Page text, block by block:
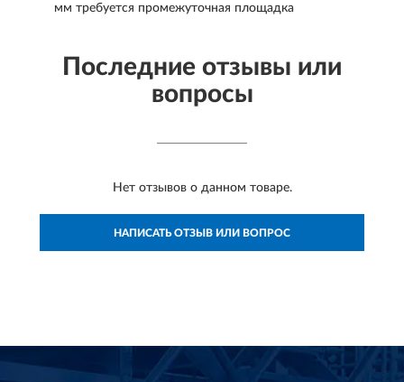
мм требуется промежуточная площадка
Последние отзывы или
вопросы
Нет отзывов о данном товаре.
НАПИСАТЬ ОТЗЫВ ИЛИ ВОПРОС